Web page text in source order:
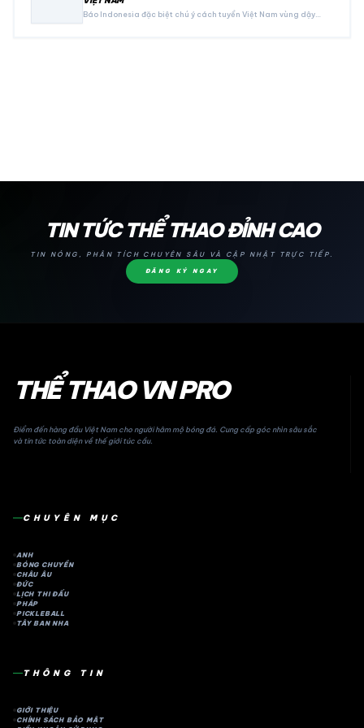
Báo Indonesia đặc biệt chú ý cách tuyển Việt Nam vùng dậy…
TIN TỨC THỂ THAO ĐỈNH CAO
TIN NÓNG, PHÂN TÍCH CHUYÊN SÂU VÀ CẬP NHẬT TRỰC TIẾP.
ĐĂNG KÝ NGAY
THỂ THAO VN PRO
Điểm đến hàng đầu Việt Nam cho người hâm mộ bóng đá. Cung cấp góc nhìn sâu sắc
và tin tức toàn diện về thế giới túc cầu.
CHUYÊN MỤC
ANH
BÓNG CHUYỀN
CHÂU ÂU
ĐỨC
LỊCH THI ĐẤU
PHÁP
PICKLEBALL
TÂY BAN NHA
THÔNG TIN
GIỚI THIỆU
CHÍNH SÁCH BẢO MẬT